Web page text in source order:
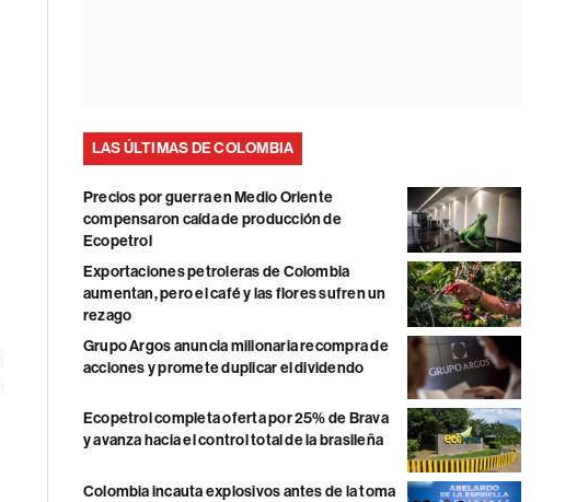
LAS ÚLTIMAS DE COLOMBIA
Precios por guerra en Medio Oriente
compensaron caída de producción de
Ecopetrol
Exportaciones petroleras de Colombia
aumentan, pero el café y las flores sufren un
rezago
Grupo Argos anuncia millonaria recompra de
acciones y promete duplicar el dividendo
Ecopetrol completa oferta por 25% de Brava
y avanza hacia el control total de la brasileña
Colombia incauta explosivos antes de la toma